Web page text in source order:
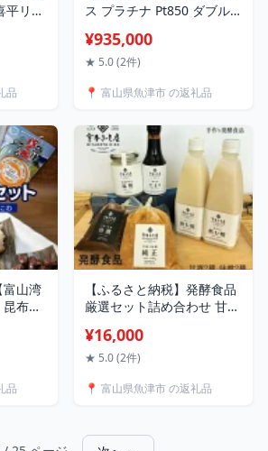
平リン
K18
ジュ
ョン
の配送
品
ス プラチナ Pt850 ダブル
11g 造幣局検定マーク入り
｜プラチナ 白金 Pt850 日
レス レディース メンズ フ
け：最大3ヵ月程で発送し
ます ※沖縄への配送不可
¥935,000
★ 5.0 (2件)
📍 富山県魚津市 の返礼品
富山湾
布〆
ホ
貝 ヒ
イ
品
【ふるさと納税】発酵食品
厳選セット詰め合わせ 甘酒
油 味噌 手づくり 自家製 宮
本みそ店 【飲料・ドリン
¥16,000
★ 5.0 (2件)
📍 富山県魚津市 の返礼品